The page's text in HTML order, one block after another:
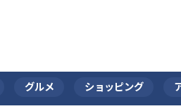
グルメ ショッピング